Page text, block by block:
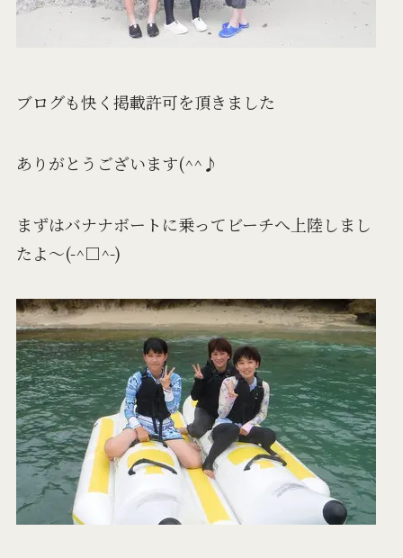
ブログも快く掲載許可を頂きました
ありがとうございます(^^♪
まずはバナナボートに乗ってビーチへ上陸しまし
たよ～(-^□^-)